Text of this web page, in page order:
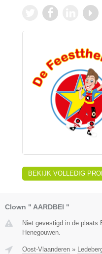
BEKIJK VOLLEDIG
Clown " AARDBEI "
Niet gevestigd in de plaats
Henegouwen.
Oost-Vlaanderen »